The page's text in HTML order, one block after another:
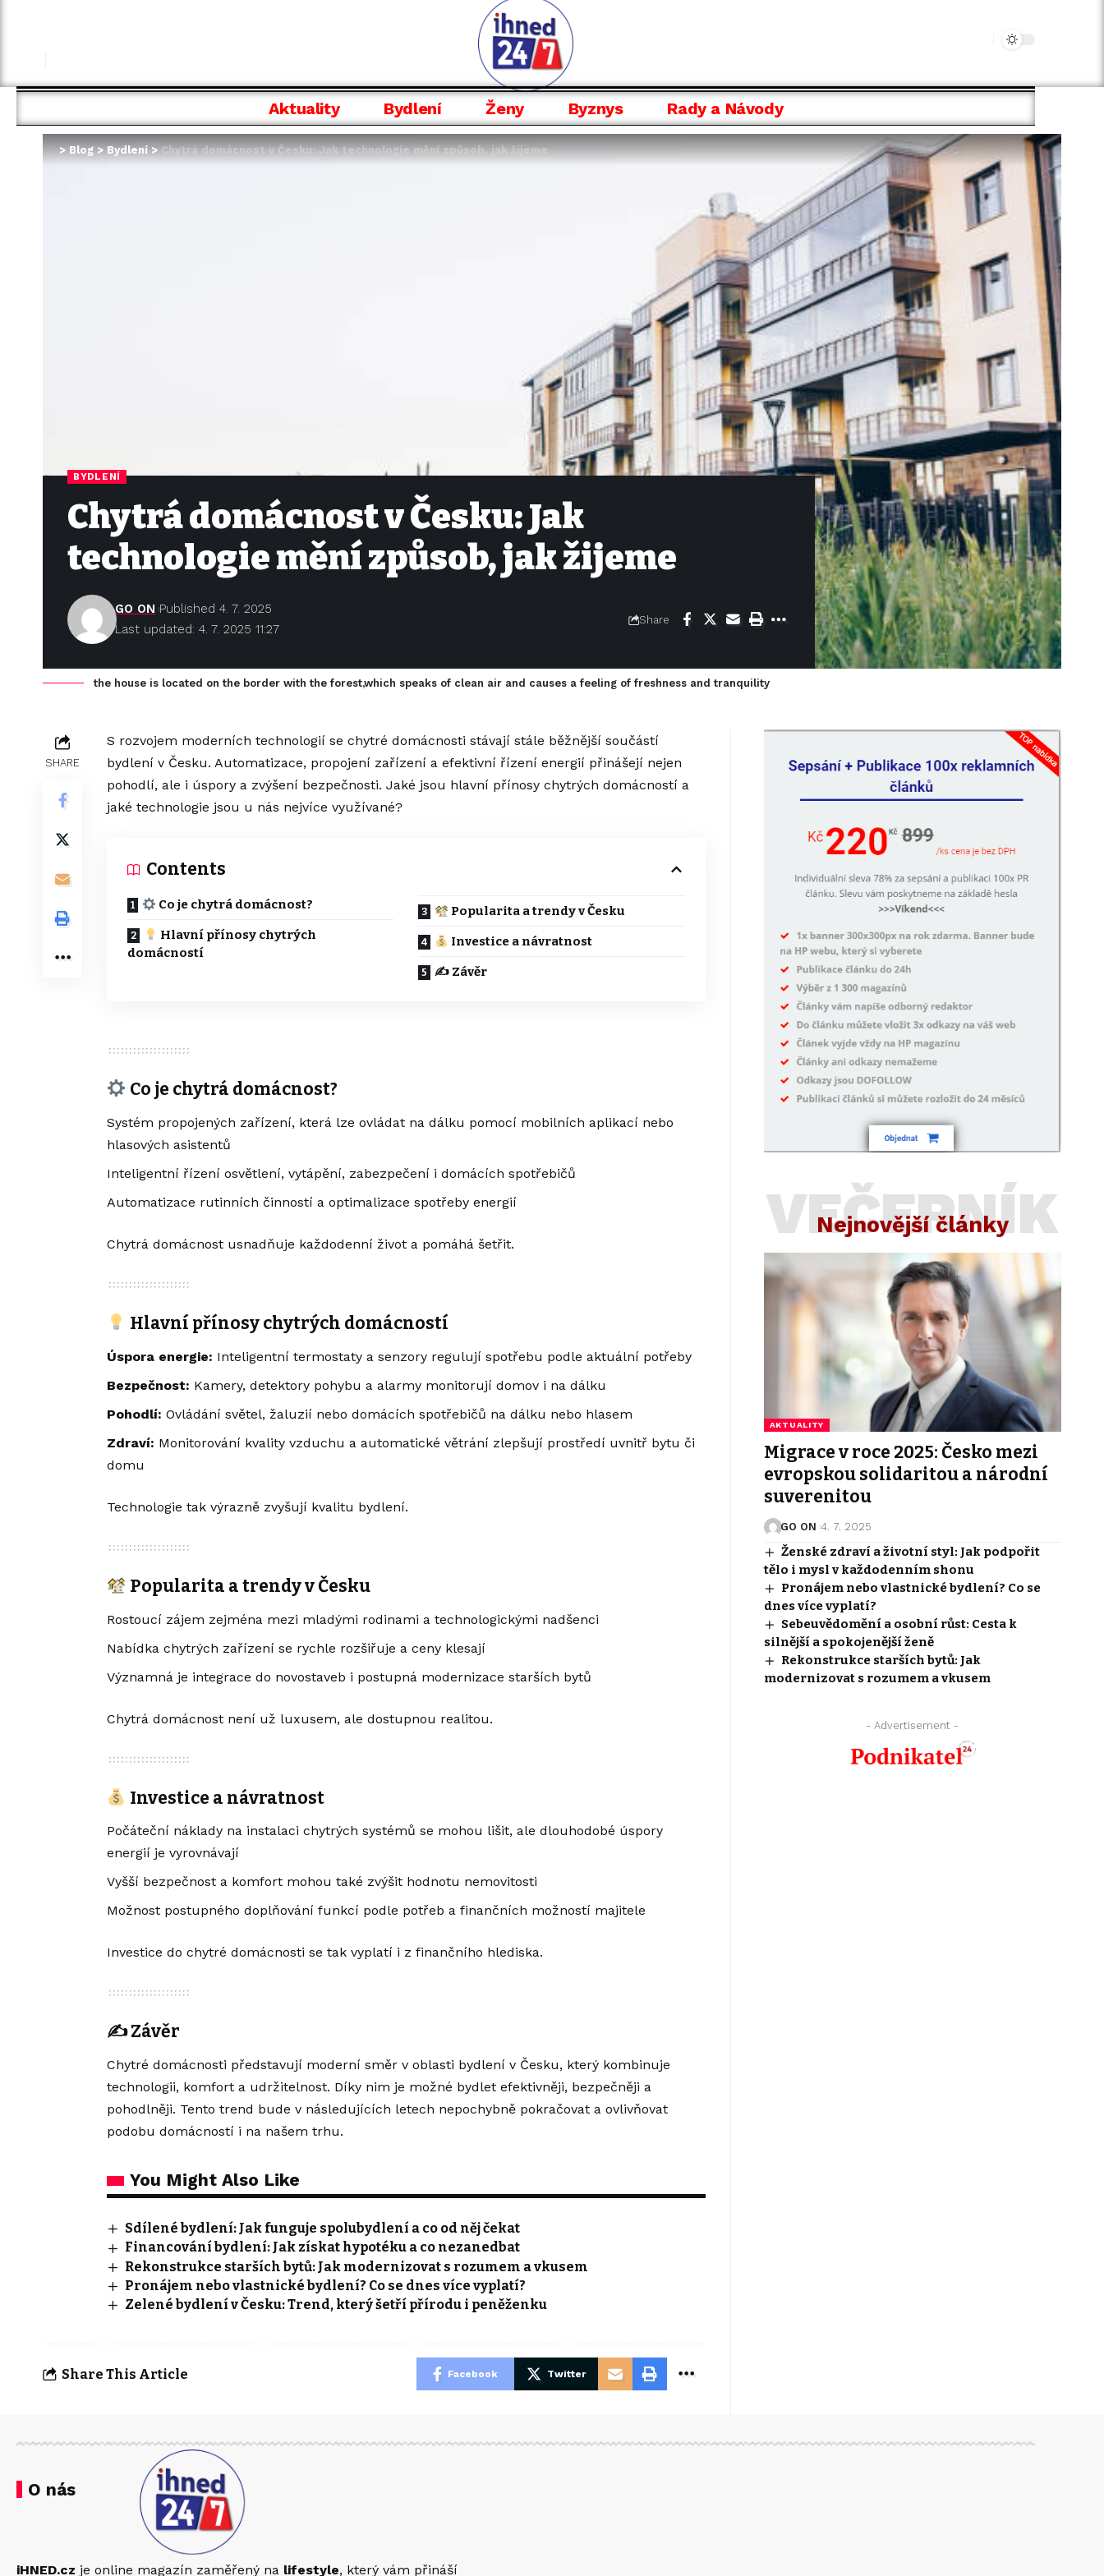
Aktuality Bydlení Ženy Byznys Rady a Návody
>Blog>Bydlení>Chytrá domácnost v Česku: Jak technologie mění způsob, jak žijeme
BYDLENÍ
Chytrá domácnost v Česku: Jak
technologie mění způsob, jak žijeme
Last updated: 4. 7. 2025 11:27
GO ON Published 4. 7. 2025
Share
the house is located on the border with the forest,which speaks of clean air and causes a feeling of freshness and tranquility
SHARE
S rozvojem moderních technologií se chytré domácnosti stávají stále běžnější součástí
bydlení v Česku. Automatizace, propojení zařízení a efektivní řízení energií přinášejí nejen
pohodlí, ale i úspory a zvýšení bezpečnosti. Jaké jsou hlavní přínosy chytrých domácností a
jaké technologie jsou u nás nejvíce využívané?
Contents
Co je chytrá domácnost?
Hlavní přínosy chytrých
domácností
Popularita a trendy v Česku
Investice a návratnost
✍️ Závěr
Co je chytrá domácnost?
Systém propojených zařízení, která lze ovládat na dálku pomocí mobilních aplikací nebo
hlasových asistentů
Inteligentní řízení osvětlení, vytápění, zabezpečení i domácích spotřebičů
Automatizace rutinních činností a optimalizace spotřeby energií
Chytrá domácnost usnadňuje každodenní život a pomáhá šetřit.
Hlavní přínosy chytrých domácností
Úspora energie: Inteligentní termostaty a senzory regulují spotřebu podle aktuální potřeby
Bezpečnost: Kamery, detektory pohybu a alarmy monitorují domov i na dálku
Pohodlí: Ovládání světel, žaluzií nebo domácích spotřebičů na dálku nebo hlasem
Zdraví: Monitorování kvality vzduchu a automatické větrání zlepšují prostředí uvnitř bytu či
domu
Technologie tak výrazně zvyšují kvalitu bydlení.
Popularita a trendy v Česku
Rostoucí zájem zejména mezi mladými rodinami a technologickými nadšenci
Nabídka chytrých zařízení se rychle rozšiřuje a ceny klesají
Významná je integrace do novostaveb i postupná modernizace starších bytů
Chytrá domácnost není už luxusem, ale dostupnou realitou.
Investice a návratnost
Počáteční náklady na instalaci chytrých systémů se mohou lišit, ale dlouhodobé úspory
energií je vyrovnávají
Vyšší bezpečnost a komfort mohou také zvýšit hodnotu nemovitosti
Možnost postupného doplňování funkcí podle potřeb a finančních možností majitele
Investice do chytré domácnosti se tak vyplatí i z finančního hlediska.
✍️Závěr
Chytré domácnosti představují moderní směr v oblasti bydlení v Česku, který kombinuje
technologii, komfort a udržitelnost. Díky nim je možné bydlet efektivněji, bezpečněji a
pohodlněji. Tento trend bude v následujících letech nepochybně pokračovat a ovlivňovat
podobu domácností i na našem trhu.
You Might Also Like
Sdílené bydlení: Jak funguje spolubydlení a co od něj čekat
Financování bydlení: Jak získat hypotéku a co nezanedbat
Rekonstrukce starších bytů: Jak modernizovat s rozumem a vkusem
Pronájem nebo vlastnické bydlení? Co se dnes více vyplatí?
Zelené bydlení v Česku: Trend, který šetří přírodu i peněženku
Share This Article Facebook Twitter
Nejnovější články
VEČERNÍK
AKTUALITY
Migrace v roce 2025: Česko mezi
evropskou solidaritou a národní
suverenitou
GO ON 4. 7. 2025
Ženské zdraví a životní styl: Jak podpořit
tělo i mysl v každodenním shonu
Pronájem nebo vlastnické bydlení? Co se
dnes více vyplatí?
Sebeuvědomění a osobní růst: Cesta k
silnější a spokojenější ženě
Rekonstrukce starších bytů: Jak
modernizovat s rozumem a vkusem
- Advertisement -
O nás
iHNED.cz je online magazín zaměřený na lifestyle, který vám přináší